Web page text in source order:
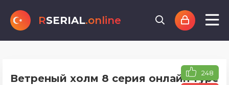
RSERIAL.online
Ветреный холм 8 серия онлайн 248